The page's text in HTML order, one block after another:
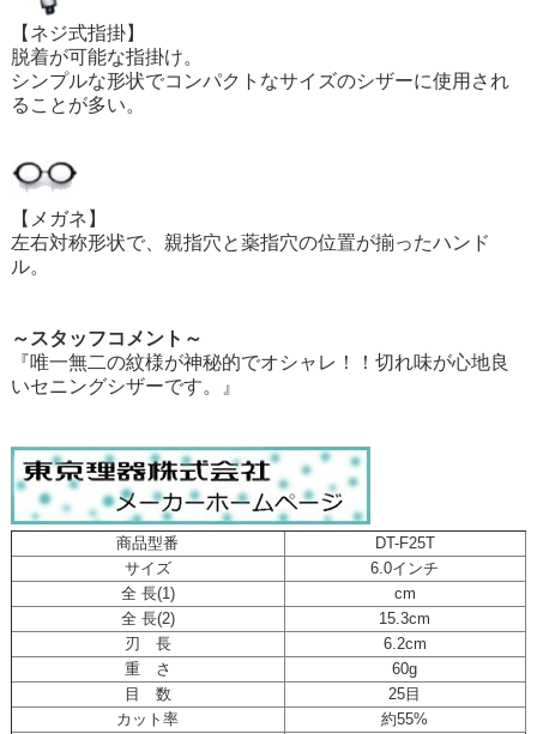
【ネジ式指掛】
脱着が可能な指掛け。
シンプルな形状でコンパクトなサイズのシザーに使用され
ることが多い。
【メガネ】
左右対称形状で、親指穴と薬指穴の位置が揃ったハンド
ル。
～スタッフコメント～
『唯一無二の紋様が神秘的でオシャレ！！切れ味が心地良
いセニングシザーです。』
商品型番
DT-F25T
サイズ
6.0インチ
全 長(1)
cm
全 長(2)
15.3cm
刃 長
6.2cm
重 さ
60g
目 数
25目
カット率
約55%